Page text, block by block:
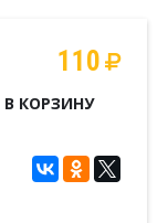
110
В КОРЗИНУ